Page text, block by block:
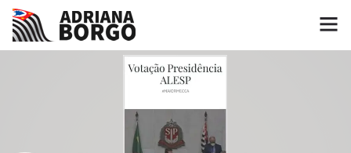
CONHEÇA A ADRIANA